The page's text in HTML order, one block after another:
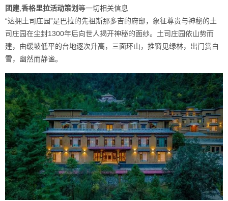
团建 香格里拉活动策划等一切相关信息
“达拥土司庄园”是巴拉的先祖斯那多吉的府邸，象征尊贵与神秘的土
司庄园在尘封1300年后向世人揭开神秘的面纱。土司庄园依山势而
建，由缓坡低平的台地逐次升高，三面环山，推窗见绿林，出门赏白
雪，幽然而静谧。